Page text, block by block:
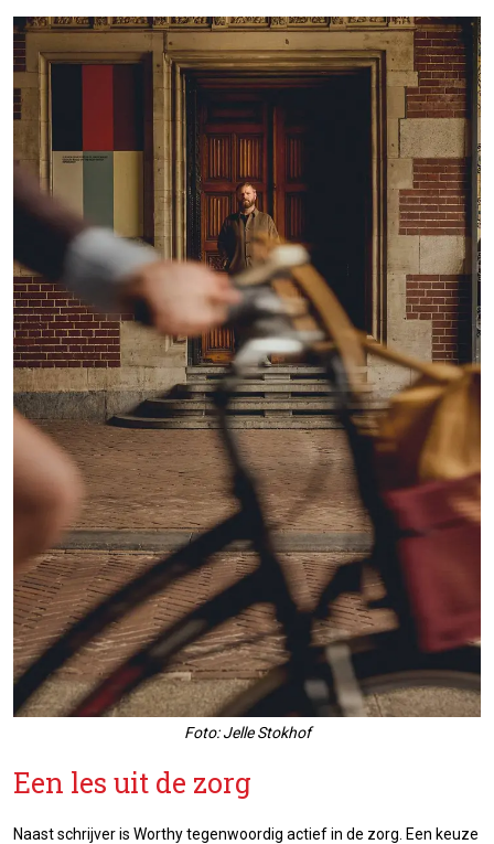
Foto: Jelle Stokhof
Een les uit de zorg
Naast schrijver is Worthy tegenwoordig actief in de zorg. Een keuze